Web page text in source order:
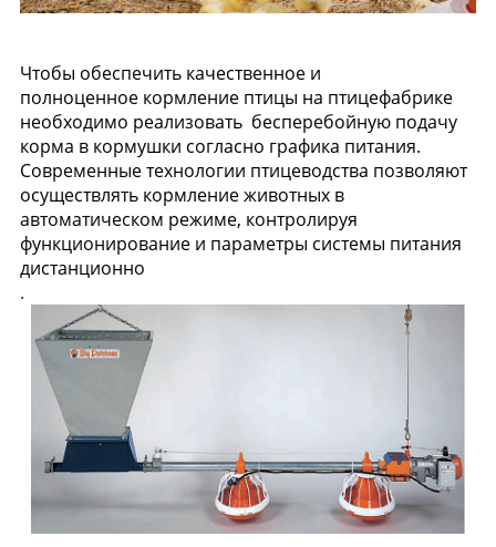
Чтобы обеспечить качественное и
полноценное кормление птицы на птицефабрике
необходимо реализовать бесперебойную подачу
корма в кормушки согласно графика питания.
Современные технологии птицеводства позволяют
осуществлять кормление животных в
автоматическом режиме, контролируя
функционирование и параметры системы питания
дистанционно
.